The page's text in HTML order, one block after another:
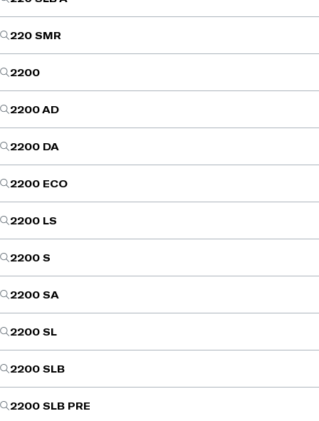
220 SMR
2200
2200 AD
2200 DA
2200 ECO
2200 LS
2200 S
2200 SA
2200 SL
2200 SLB
2200 SLB PRE